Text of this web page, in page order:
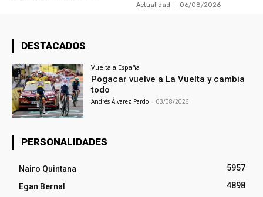
Actualidad 06/08/2026
DESTACADOS
Vuelta a España
Pogacar vuelve a La Vuelta y cambia
todo
Andrés Álvarez Pardo - 03/08/2026
PERSONALIDADES
Nairo Quintana
5957
Egan Bernal
4898